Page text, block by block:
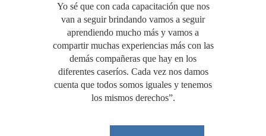
Yo sé que con cada capacitación que nos
van a seguir brindando vamos a seguir
aprendiendo mucho más y vamos a
compartir muchas experiencias más con las
demás compañeras que hay en los
diferentes caseríos. Cada vez nos damos
cuenta que todos somos iguales y tenemos
los mismos derechos”.